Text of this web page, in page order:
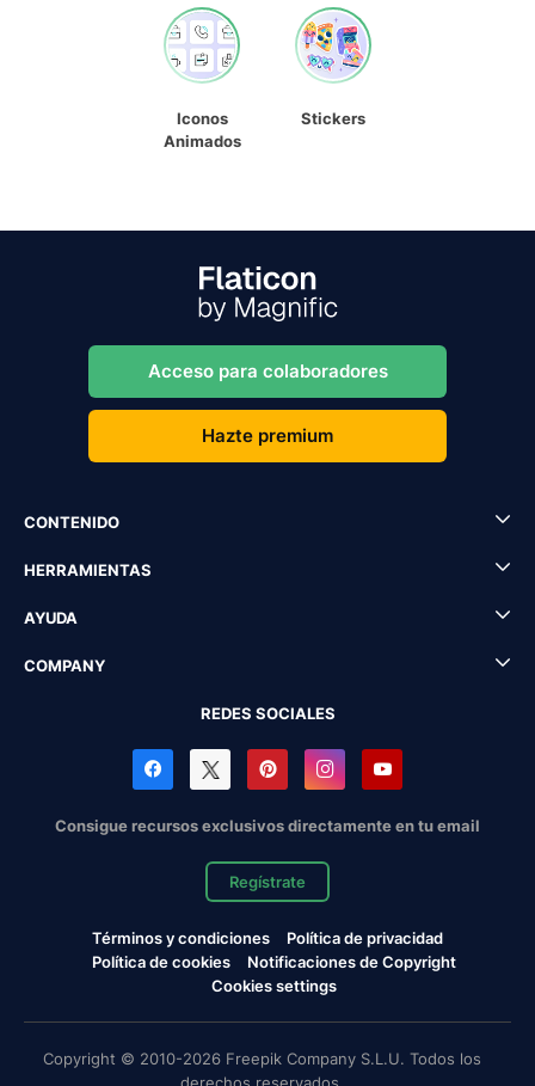
Iconos
Animados
Stickers
Acceso para colaboradores
Hazte premium
CONTENIDO
HERRAMIENTAS
AYUDA
COMPANY
REDES SOCIALES
Consigue recursos exclusivos directamente en tu email
Regístrate
Términos y condiciones
Política de privacidad
Política de cookies
Notificaciones de Copyright
Cookies settings
Copyright © 2010-2026 Freepik Company S.L.U. Todos los